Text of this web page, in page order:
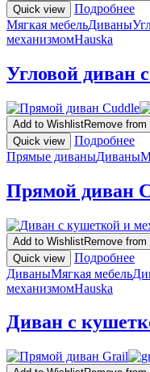
Quick view
Подробнее
Мягкая мебельДиваны
механизмомHauska
Угловой диван
Add to WishlistRemove
Quick view
Подробнее
Прямые диваныДиваны
Прямой диван
Add to WishlistRemove
Quick view
Подробнее
ДиваныМягкая мебель
механизмомHauska
Диван с